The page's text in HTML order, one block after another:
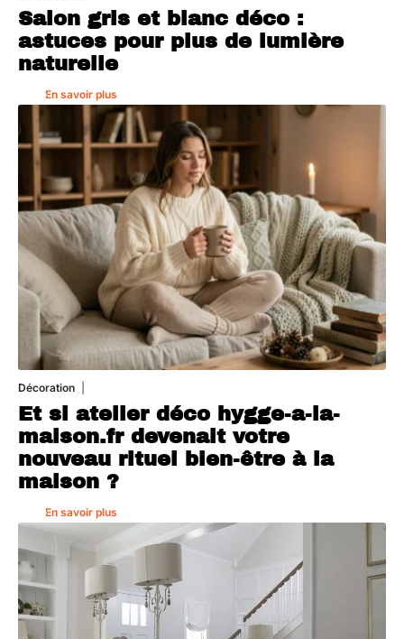
Salon gris et blanc déco :
astuces pour plus de lumière
naturelle
En savoir plus
Décoration
Et si atelier déco hygge-a-la-
maison.fr devenait votre
nouveau rituel bien-être à la
maison ?
En savoir plus